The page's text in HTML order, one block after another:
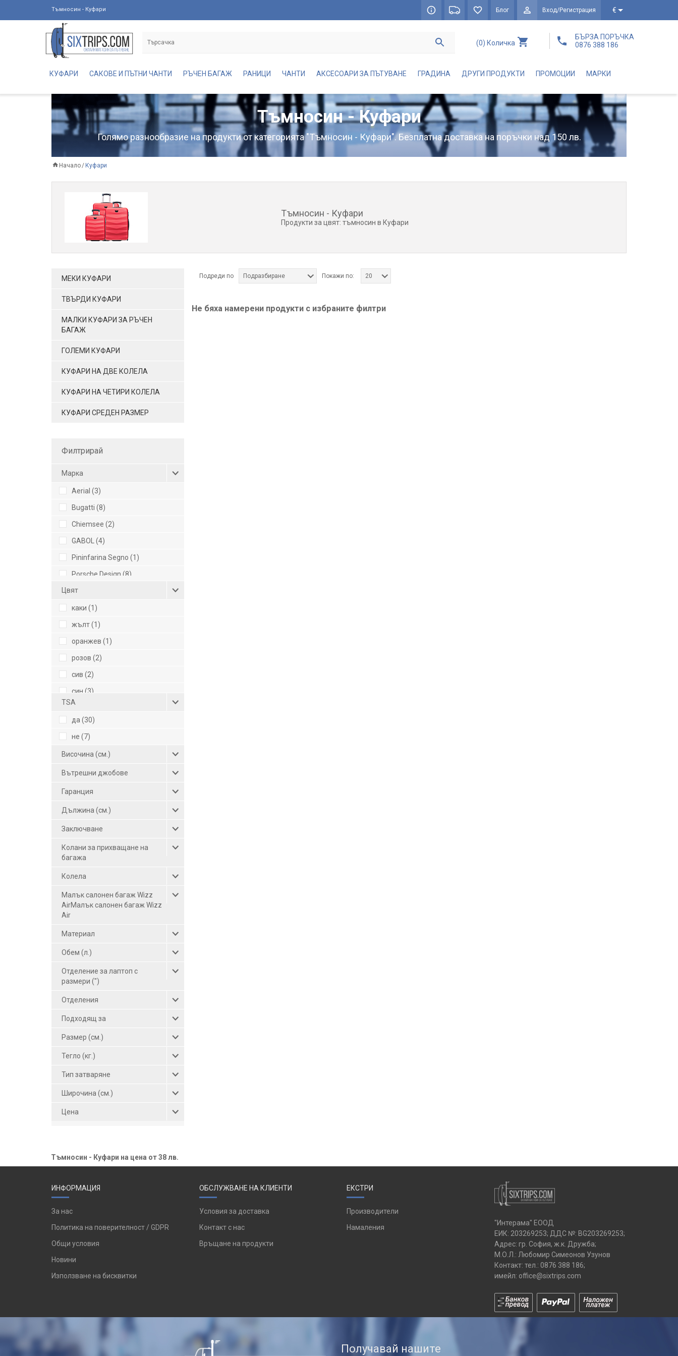
Тъмносин - Куфари Блог Вход/Регистрация €
(0) Количка
БЪРЗА ПОРЪЧКА
0876 388 186
КУФАРИ САКОВЕ И ПЪТНИ ЧАНТИ РЪЧЕН БАГАЖ РАНИЦИ ЧАНТИ АКСЕСОАРИ ЗА ПЪТУВАНЕ ГРАДИНА ДРУГИ ПРОДУКТИ ПРОМОЦИИ МАРКИ
Тъмносин - Куфари
Голямо разнообразие на продукти от категорията "Тъмносин - Куфари". Безплатна доставка на поръчки над 150 лв.
Начало Куфари
Тъмносин - Куфари
Продукти за цвят: тъмносин в Куфари
МЕКИ КУФАРИ
ТВЪРДИ КУФАРИ
МАЛКИ КУФАРИ ЗА РЪЧЕН
БАГАЖ
ГОЛЕМИ КУФАРИ
КУФАРИ НА ДВЕ КОЛЕЛА
КУФАРИ НА ЧЕТИРИ КОЛЕЛА
КУФАРИ СРЕДЕН РАЗМЕР
Филтрирай
Mарка
Aerial (3)
Bugatti (8)
Chiemsee (2)
GABOL (4)
Pininfarina Segno (1)
Porsche Design (8)
Puccini (6)
WENGER (6)
Цвят
каки (1)
жълт (1)
оранжев (1)
розов (2)
сив (2)
син (3)
сребрист (2)
тъмносив (1)
тъмносин (2)
червен (2)
червено вино (1)
черен (16)
черен-сив (2)
TSA
да (30)
не (7)
Височина (см.)
Вътрешни джобове
Гаранция
Дължина (см.)
Заключване
Колани за прихващане на
багажа
Колела
Малък салонен багаж Wizz
AirМалък салонен багаж Wizz
Air
Материал
Обем (л.)
Отделение за лаптоп с
размери (")
Отделения
Подходящ за
Размер (см.)
Тегло (кг.)
Тип затваряне
Широчина (см.)
Цена
Подреди по Подразбиране Покажи по: 20
Не бяха намерени продукти с избраните филтри
Тъмносин - Куфари на цена от 38 лв.
ИНФОРМАЦИЯ
За нас
Политика на поверителност / GDPR
Общи условия
Новини
Използване на бисквитки
ОБСЛУЖВАНЕ НА КЛИЕНТИ
Условия за доставка
Контакт с нас
Връщане на продукти
ЕКСТРИ
Производители
Намаления
"Интерама" ЕООД
ЕИК: 203269253; ДДС №: BG203269253;
Адрес: гр. София, ж.к. Дружба;
М.О.Л.: Любомир Симеонов Узунов
Контакт: тел.: 0876 388 186;
имейл: office@sixtrips.com
Получавай нашите